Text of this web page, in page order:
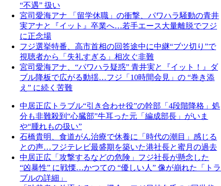
“不遇” 扱い
宮司愛海アナ 「留学休職」の衝撃、パワハラ騒動の青井
実アナと『イット』卒業へ…若手エース大量離脱でフジ
に正念場
フジ選挙特番、高市首相の回答途中に中継“ブツ切り”で
視聴者から「失礼すぎる」相次ぐ非難
宮司愛海アナ、“パワハラ疑惑” 青井実と『イット！』ダ
ブル降板で広がる動揺…フジ「10時間会見」の “巻き添
え” に続く苦難
中居正広トラブル“引き合わせ役”の幹部「4段階降格」処
分も非難殺到“心臓部”牛耳った元「編成部長」がいま
や“腫れもの扱い”
石橋貴明、食道がん治療で休養に「時代の潮目」感じる
との声…フジテレビ最盛期を築いた港社長と蜜月の過去
中居正広「攻撃するなどの危険」フジ社長が懸念した
“凶暴性” に戦慄…かつての “優しい人” 像が崩れた「トラ
ブルの詳細」